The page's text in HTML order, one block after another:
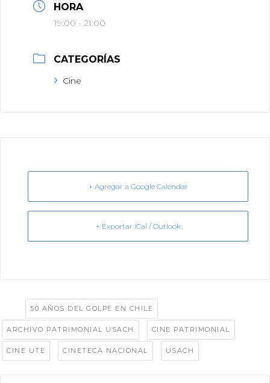
HORA
19:00 - 21:00
CATEGORÍAS
Cine
+ Agregar a Google Calendar
+ Exportar iCal / Outlook
50 AÑOS DEL GOLPE EN CHILE
ARCHIVO PATRIMONIAL USACH CINE PATRIMONIAL
CINE UTE CINETECA NACIONAL USACH